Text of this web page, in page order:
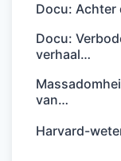
Docu: Achter
Docu:
verhaal…
van…
Harvard-